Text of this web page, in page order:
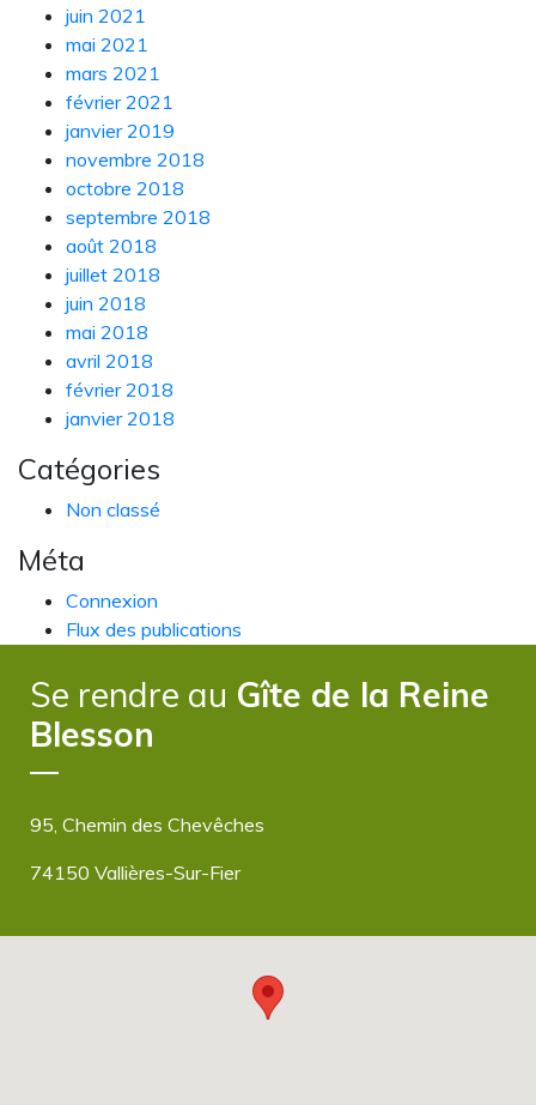
juin 2021
mai 2021
mars 2021
février 2021
janvier 2019
novembre 2018
octobre 2018
septembre 2018
août 2018
juillet 2018
juin 2018
mai 2018
avril 2018
février 2018
janvier 2018
Catégories
Non classé
Méta
Connexion
Flux des publications
Site de WordPress-FR
Se rendre au Gîte de la Reine
Blesson
95, Chemin des Chevêches
74150 Vallières-Sur-Fier